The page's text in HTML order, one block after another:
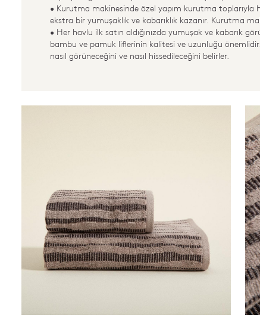
• Kurutma makinesinde özel yapım kurutma toplarıyla
ekstra bir yumuşaklık ve kabarıklık kazanır. Kurutma
• Her havlu ilk satın aldığınızda yumuşak ve kabarık
bambu ve pamuk liflerinin kalitesi ve uzunluğu
nasıl görüneceğini ve nasıl hissedileceğini belirler.